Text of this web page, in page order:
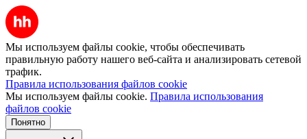
Мы используем файлы cookie, чтобы обеспечивать
правильную работу нашего веб-сайта и анализировать сетевой
трафик.
Правила использования файлов cookie
Мы используем файлы cookie. Правила использования
файлов cookie
Понятно